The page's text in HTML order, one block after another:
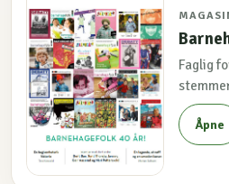
Faglig
Åpne